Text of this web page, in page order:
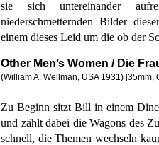
sie sich untereinander
niederschmetternden Bilder
einem dieses Leid um die ob der
Other Men’s Women / Die
(William A. Wellman, USA 1931) [35mm,
Zu Beginn sitzt Bill in einem
und zählt dabei die Wagons des
schnell, die Themen wechseln